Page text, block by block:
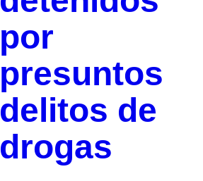
por
presuntos
delitos de
drogas